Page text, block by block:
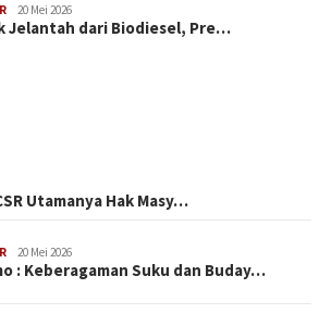
20 Mei 2026
Jelantah dari Biodiesel, Pre…
Utamanya Hak Masy…
20 Mei 2026
: Keberagaman Suku dan Buday…